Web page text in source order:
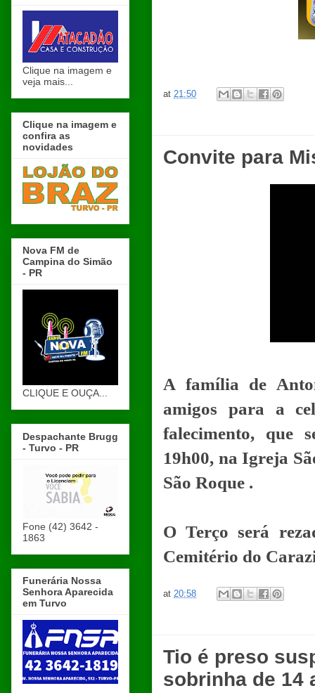
at 21:50
Convite para
A família de
amigos para a
falecimento, que
19h00, na Igreja
São Roque .
O Terço será
Cemitério do
at 20:58
Tio é preso
sobrinha de 14
Clique na imagem e
veja mais...
Clique na imagem e
confira as
novidades
Nova FM de
Campina do Simão
- PR
CLIQUE E OUÇA...
Despachante Brugg
- Turvo - PR
Fone (42) 3642 -
1863
Funerária Nossa
Senhora Aparecida
em Turvo